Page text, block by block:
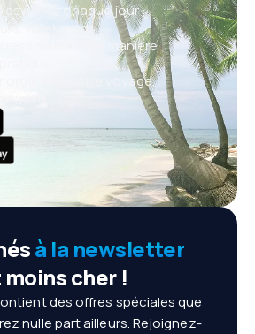
offres chaque jour :
week-ends
réservations de manière
organiser votre voyage,
à la newsletter
cher !
des offres spéciales que
nulle part ailleurs. Rejoignez-